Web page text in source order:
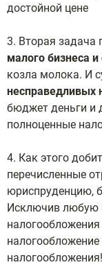
достойной цене
3. Вторая задача
малого бизнеса
козла молока. И
несправедливых
бюджет деньги и
полноценные
4. Как этого
перечисленные
юриспруденцию,
Исключив любую